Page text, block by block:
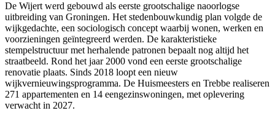
De Wijert werd gebouwd als eerste grootschalige naoorlogse
uitbreiding van Groningen. Het stedenbouwkundig plan volgde de
wijkgedachte, een sociologisch concept waarbij wonen, werken en
voorzieningen geïntegreerd werden. De karakteristieke
stempelstructuur met herhalende patronen bepaalt nog altijd het
straatbeeld. Rond het jaar 2000 vond een eerste grootschalige
renovatie plaats. Sinds 2018 loopt een nieuw
wijkvernieuwingsprogramma. De Huismeesters en Trebbe realiseren
271 appartementen en 14 eengezinswoningen, met oplevering
verwacht in 2027.